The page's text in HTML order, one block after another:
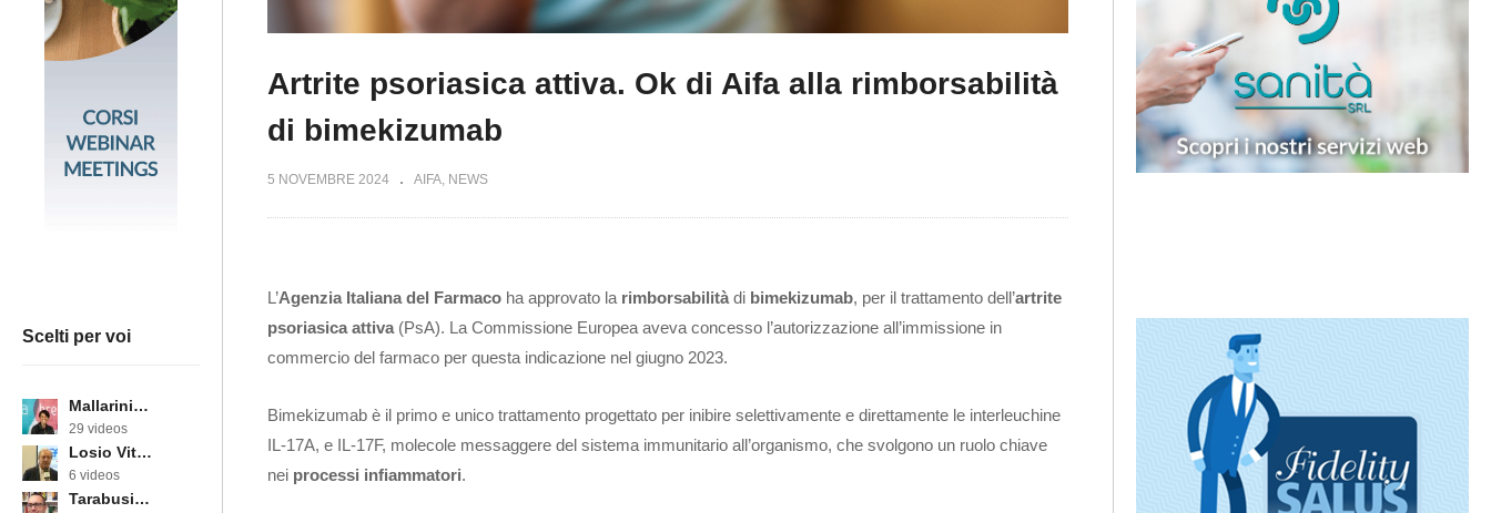
Scelti per voi
Mallarini Erika
29 videos
Losio Vittorino
6 videos
Tarabusi Marcello
Artrite psoriasica attiva. Ok di Aifa alla rimborsabilità
di bimekizumab
5 NOVEMBRE 2024 AIFA NEWS
L’Agenzia Italiana del Farmaco ha approvato la rimborsabilità di bimekizumab, per il trattamento dell’artrite
psoriasica attiva (PsA). La Commissione Europea aveva concesso l’autorizzazione all’immissione in
commercio del farmaco per questa indicazione nel giugno 2023.
Bimekizumab è il primo e unico trattamento progettato per inibire selettivamente e direttamente le interleuchine
IL-17A, e IL-17F, molecole messaggere del sistema immunitario all’organismo, che svolgono un ruolo chiave
nei processi infiammatori.